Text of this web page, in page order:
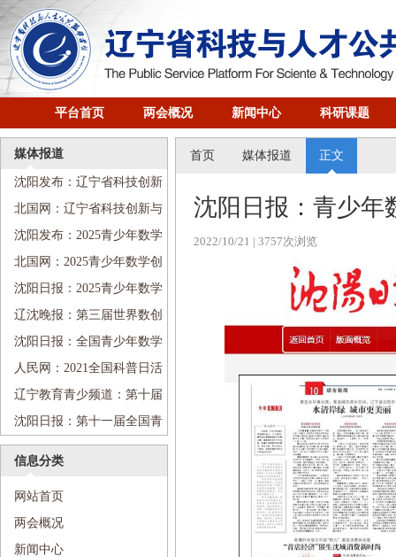
平台首页 两会概况 新闻中心 科研课题
媒体报道
沈阳发布：辽宁省科技创新
与人才培养研究会科普工作委
员会成立
北国网：辽宁省科技创新与
人才培养研究会科普工作委员
会成立
沈阳发布：2025青少年数学
创新思维培养论坛在沈阳举行
北国网：2025青少年数学创
新思维培养论坛在沈召开
沈阳日报：2025青少年数学
创新思维培养论坛在沈阳举行
辽沈晚报：第三届世界数创
系列活动启动，包括十项子活
沈阳日报：全国青少年数学
创新系列活动在省实验中学启
人民网：2021全国科普日活
动第三届世界数创系列活动启
辽宁教育青少频道：第十届
全国青少年数创系列活动正式
启动
沈阳日报：第十一届全国青
少年数学创新系列活动启动
信息分类
网站首页
两会概况
新闻中心
首页 媒体报道 正文
沈阳日报：青少年
2022/10/21 | 3757次浏览